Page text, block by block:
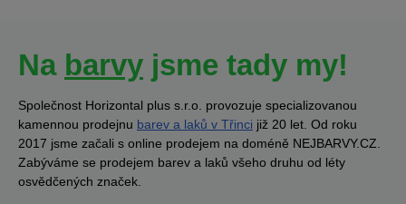
Na barvy jsme tady my!
Společnost Horizontal plus s.r.o. provozuje specializovanou
kamennou prodejnu barev a laků v Třinci již 20 let. Od roku
2017 jsme začali s online prodejem na doméně NEJBARVY.CZ.
Zabýváme se prodejem barev a laků všeho druhu od léty
osvědčených značek.